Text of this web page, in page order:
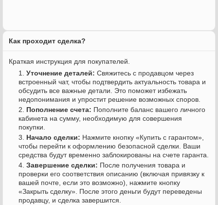
Как проходит сделка?
Краткая инструкция для покупателей.
Уточнение деталей: Свяжитесь с продавцом через
встроенный чат, чтобы подтвердить актуальность товара и
обсудить все важные детали. Это поможет избежать
недопонимания и упростит решение возможных споров.
Пополнение счета: Пополните баланс вашего личного
кабинета на сумму, необходимую для совершения
покупки.
Начало сделки: Нажмите кнопку «Купить с гарантом»,
чтобы перейти к оформлению безопасной сделки. Ваши
средства будут временно заблокированы на счете гаранта.
Завершение сделки: После получения товара и
проверки его соответствия описанию (включая привязку к
вашей почте, если это возможно), нажмите кнопку
«Закрыть сделку». После этого деньги будут переведены
продавцу, и сделка завершится.